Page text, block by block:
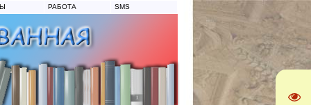
РАБОТА SMS